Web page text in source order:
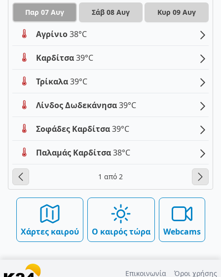
Παρ 07 Αυγ Σάβ 08 Αυγ Κυρ 09 Αυγ
Αγρίνιο38°C
Καρδίτσα39°C
Τρίκαλα39°C
Λίνδος Δωδεκάνησα39°C
Σοφάδες Καρδίτσα39°C
Παλαμάς Καρδίτσα38°C
1 από 2
Χάρτες καιρού Ο καιρός τώρα Webcams
Επικοινωνία Όροι χρήσης